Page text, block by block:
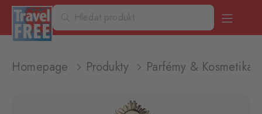
Homepage Produkty Parfémy & Kosmetika